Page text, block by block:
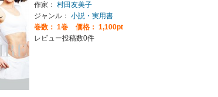
作家： 村田友美子
ジャンル： 小説・実用書
巻数： 1巻
価格： 1,100pt
レビュー投稿数0件